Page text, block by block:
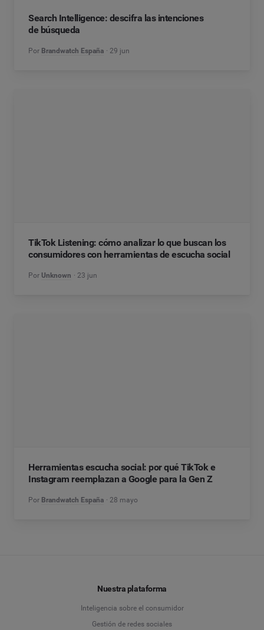
Search Intelligence: descifra las intenciones
de búsqueda
Por Brandwatch España 29 jun
TikTok Listening: cómo analizar lo que buscan los
consumidores con herramientas de escucha social
Por Unknown 23 jun
Herramientas escucha social: por qué TikTok e
Instagram reemplazan a Google para la Gen Z
Por Brandwatch España 28 mayo
Nuestra plataforma
Inteligencia sobre el consumidor
Gestión de redes sociales